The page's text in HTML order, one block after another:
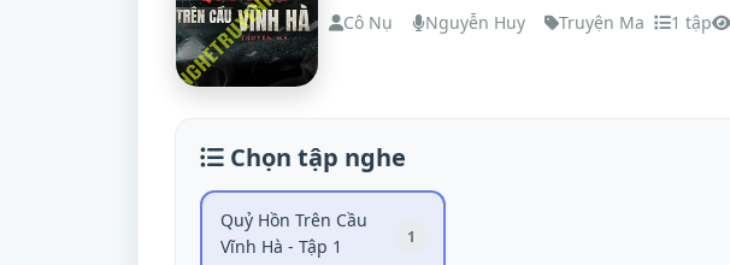
Cô Nụ Nguyễn Huy Truyện Ma 1 tập
Chọn tập nghe
Quỷ Hồn Trên Cầu
Vĩnh Hà - Tập 1
1